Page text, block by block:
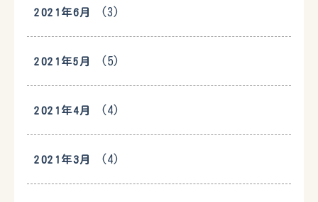
2021年6月 (3)
2021年5月 (5)
2021年4月 (4)
2021年3月 (4)